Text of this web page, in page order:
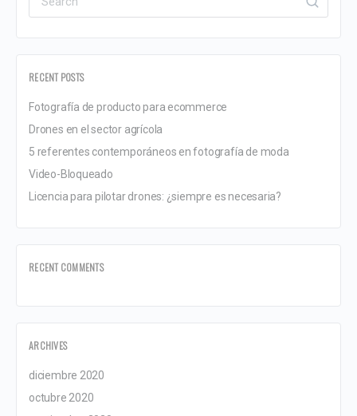
RECENT POSTS
Fotografía de producto para ecommerce
Drones en el sector agrícola
5 referentes contemporáneos en fotografía de moda
Video-Bloqueado
Licencia para pilotar drones: ¿siempre es necesaria?
RECENT COMMENTS
ARCHIVES
diciembre 2020
octubre 2020